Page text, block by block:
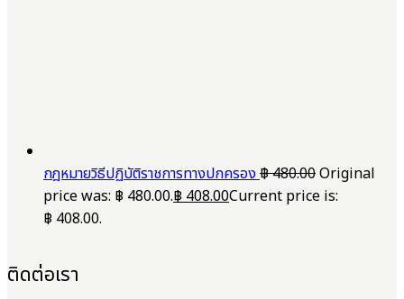
กฎหมายวิธีปฏิบัติราชการทางปกครอง฿480.00Original
price was: ฿ 480.00.฿408.00Current price is:
฿ 408.00.
ติดต่อเรา